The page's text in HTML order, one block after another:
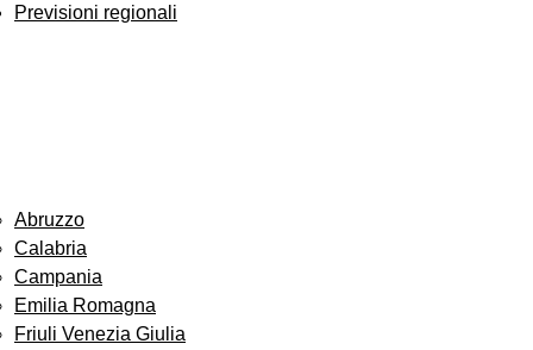
Previsioni regionali
Abruzzo
Calabria
Campania
Emilia Romagna
Friuli Venezia Giulia